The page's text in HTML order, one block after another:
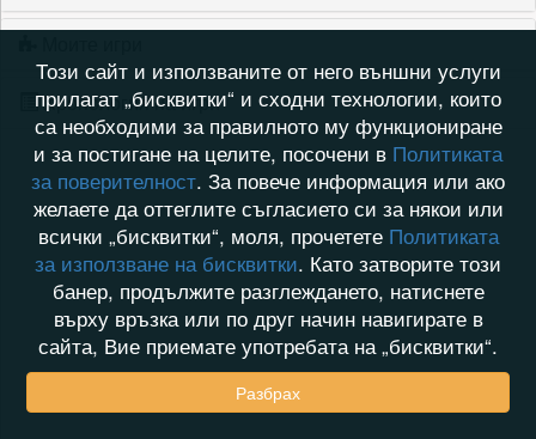
Хронология на игри
Този сайт и използваните от него външни услуги
прилагат „бисквитки“ и сходни технологии, които
са необходими за правилното му функциониране
и за постигане на целите, посочени в Политиката
за поверителност. За повече информация или ако
желаете да оттеглите съгласието си за някои или
всички „бисквитки“, моля, прочетете Политиката
за използване на бисквитки. Като затворите този
банер, продължите разглеждането, натиснете
върху връзка или по друг начин навигирате в
сайта, Вие приемате употребата на „бисквитки“.
Разбрах